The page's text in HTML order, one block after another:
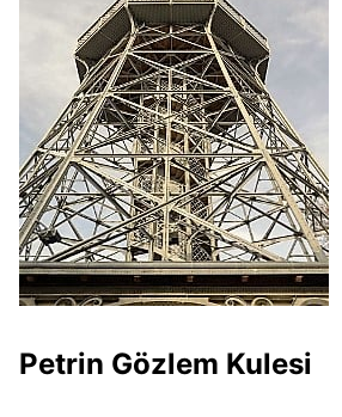
Petrin Gözlem Kulesi